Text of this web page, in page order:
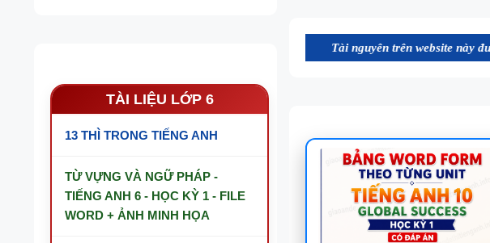
TÀI LIỆU LỚP 6
13 THÌ TRONG TIẾNG ANH
TỪ VỰNG VÀ NGỮ PHÁP -
TIẾNG ANH 6 - HỌC KỲ 1 - FILE
WORD + ẢNH MINH HỌA
Tài nguyên trên website này được chúng